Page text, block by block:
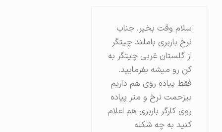
سلام وقت بخیر. جناب
نرخ باربری باملند چیتگر
از گلستان غربی چیتگر به
کن رو میشه بفرمایید.
فقط پیاده روی هم داریم
بیزحمت نرخ و متر پیاده
روی کارگر باربری هم اعلام
کنید به چه شکله